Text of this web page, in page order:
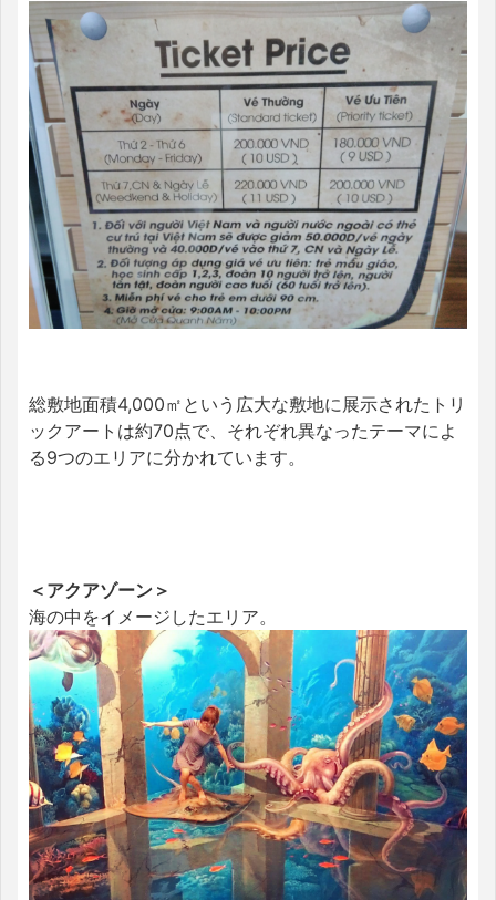
総敷地面積4,000㎡という広大な敷地に展示されたトリ
ックアートは約70点で、それぞれ異なったテーマによ
る9つのエリアに分かれています。
＜アクアゾーン＞
海の中をイメージしたエリア。